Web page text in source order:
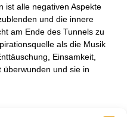
ist alle negativen Aspekte
und die innere
am Ende des Tunnels zu
als die Musik
Einsamkeit,
überwunden und sie in